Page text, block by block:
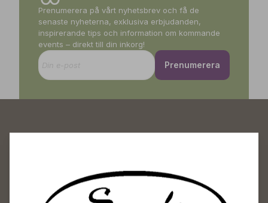
Prenumerera på vårt nyhetsbrev och få de
senaste nyheterna, exklusiva erbjudanden,
inspirerande tips och information om kommande
events – direkt till din inkorg!
Prenumerera
Sunds Trädgårdscenter